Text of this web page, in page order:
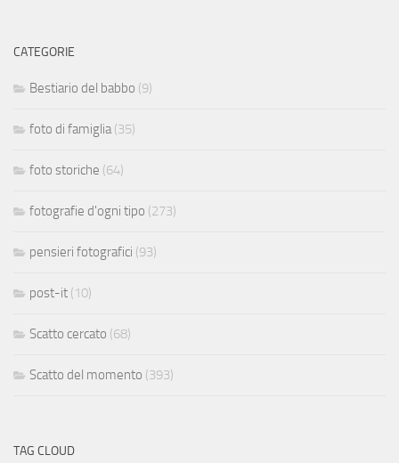
CATEGORIE
Bestiario del babbo (9)
foto di famiglia(35)
foto storiche (64)
fotografie d'ogni tipo (273)
pensieri fotografici (93)
post-it (10)
Scatto cercato (68)
Scatto del momento (393)
TAG CLOUD